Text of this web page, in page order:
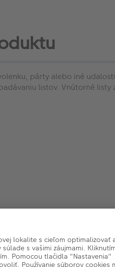
párty alebo iné
listov. Vnútorné